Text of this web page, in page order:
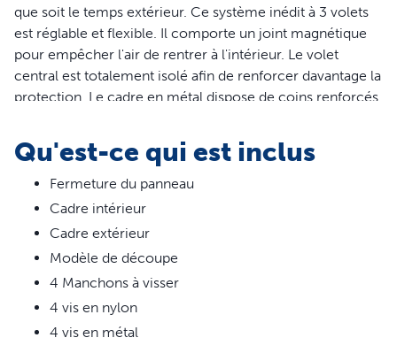
que soit le temps extérieur. Ce système inédit à 3 volets
est réglable et flexible. Il comporte un joint magnétique
pour empêcher l'air de rentrer à l'intérieur. Le volet
central est totalement isolé afin de renforcer davantage la
protection. Le cadre en métal dispose de coins renforcés
nombreuses allées et venues. Grâce au panneau de
fermeture coulissant, contrôlez l'accès à l'extérieur de
votre animal et empêchez ses amis d'entrer chez vous. La
porte s'installe aisément sur les portes à panneaux, en
bois, en PVC et en métal mesurant entre 3,8 et 5.1 cm de
vous-même. Choisissez entre 3 tailles pour les animaux
pesant jusqu'à 100 kg. Grâce à PetSafe®, vous et votre
animal de compagnie pouvez vivre heureux ensemble™.
Qu'est-ce qui est inclus
Fermeture du panneau
Cadre intérieur
Cadre extérieur
Modèle de découpe
4 Manchons à visser
4 vis en nylon
4 vis en métal